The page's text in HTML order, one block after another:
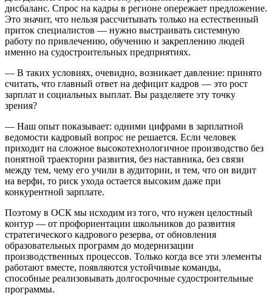
дисбаланс. Спрос на кадры в регионе опережает предложение.
Это значит, что нельзя рассчитывать только на естественный
приток специалистов — нужно выстраивать системную
работу по привлечению, обучению и закреплению людей
именно на судостроительных предприятиях.
— В таких условиях, очевидно, возникает давление: принято
считать, что главный ответ на дефицит кадров — это рост
зарплат и социальных выплат. Вы разделяете эту точку
зрения?
— Наш опыт показывает: одними цифрами в зарплатной
ведомости кадровый вопрос не решается. Если человек
приходит на сложное высокотехнологичное производство без
понятной траектории развития, без наставника, без связи
между тем, чему его учили в аудитории, и тем, что он видит
на верфи, то риск ухода остается высоким даже при
конкурентной зарплате.
Поэтому в ОСК мы исходим из того, что нужен целостный
контур — от профориентации школьников до развития
стратегического кадрового резерва, от обновления
образовательных программ до модернизации
производственных процессов. Только когда все эти элементы
работают вместе, появляются устойчивые команды,
способные реализовывать долгосрочные судостроительные
программы.